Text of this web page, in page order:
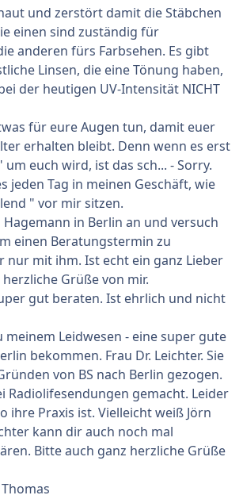
und zerstört damit die Stäbchen
einen sind zuständig für
anderen fürs Farbsehen. Es gibt
Linsen, die eine Tönung haben,
der heutigen UV-Intensität NICHT
für eure Augen tun, damit euer
erhalten bleibt. Denn wenn es erst
euch wird, ist das sch... - Sorry.
jeden Tag in meinen Geschäft, wie
" vor mir sitzen.
Hagemann in Berlin an und versuch
einen Beratungstermin zu
nur mit ihm. Ist echt ein ganz Lieber
Grüße von mir.
gut beraten. Ist ehrlich und nicht
Leidwesen - eine super gute
bekommen. Frau Dr. Leichter. Sie
von BS nach Berlin gezogen.
Radiolifesendungen gemacht. Leider
ihre Praxis ist. Vielleicht weiß Jörn
kann dir auch noch mal
Bitte auch ganz herzliche Grüße